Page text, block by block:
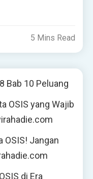
5 Mins Read
Bab 10 Peluang
OSIS yang Wajib
OSIS! Jangan
di Era